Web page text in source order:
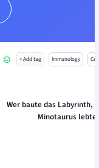
+ Add tag Immunology
Wer baute das Labyrinth,
Minotaurus